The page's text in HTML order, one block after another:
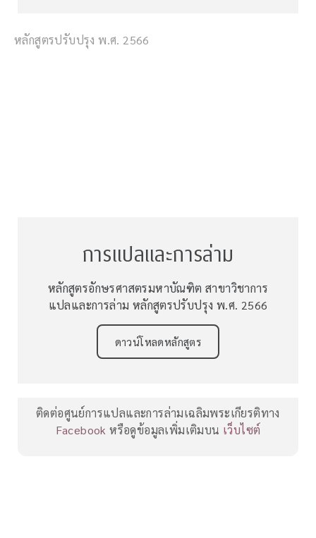
หลักสูตรปรับปรุง พ.ศ. 2566
การแปลและการล่าม
หลักสูตรอักษรศาสตรมหาบัณฑิต สาขาวิชาการ
แปลและการล่าม หลักสูตรปรับปรุง พ.ศ. 2566
ดาวน์โหลดหลักสูตร
ติดต่อศูนย์การแปลและการล่ามเฉลิมพระเกียรติทาง
Facebook หรือดูข้อมูลเพิ่มเติมบน เว็บไซต์